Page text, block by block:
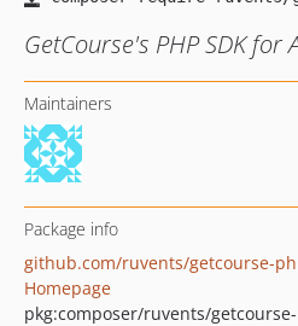
GetCourse's PHP SDK for
Maintainers
Package info
github.com/ruvents/getcourse-
Homepage
pkg:composer/ruvents/